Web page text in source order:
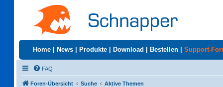
Home News Produkte Download Bestellen Support-
FAQ
Foren-Übersicht Suche Aktive Themen